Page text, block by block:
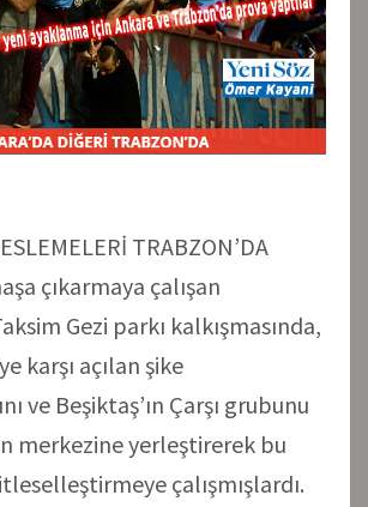
TRABZON’DA
çıkarmaya çalışan
Gezi parkı kalkışmasında,
karşı açılan şike
ve Beşiktaş’ın Çarşı grubunu
merkezine yerleştirerek bu
çalışmışlardı.